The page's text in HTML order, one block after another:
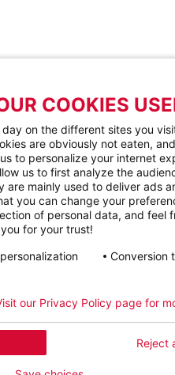
COOKIES
on the different sites you
are obviously not eaten,
to personalize your internet
us to first analyze the
are mainly used to deliver ads
you can change your
of personal data, and feel
for your trust!
Conversion
Reject
our Privacy Policy page for